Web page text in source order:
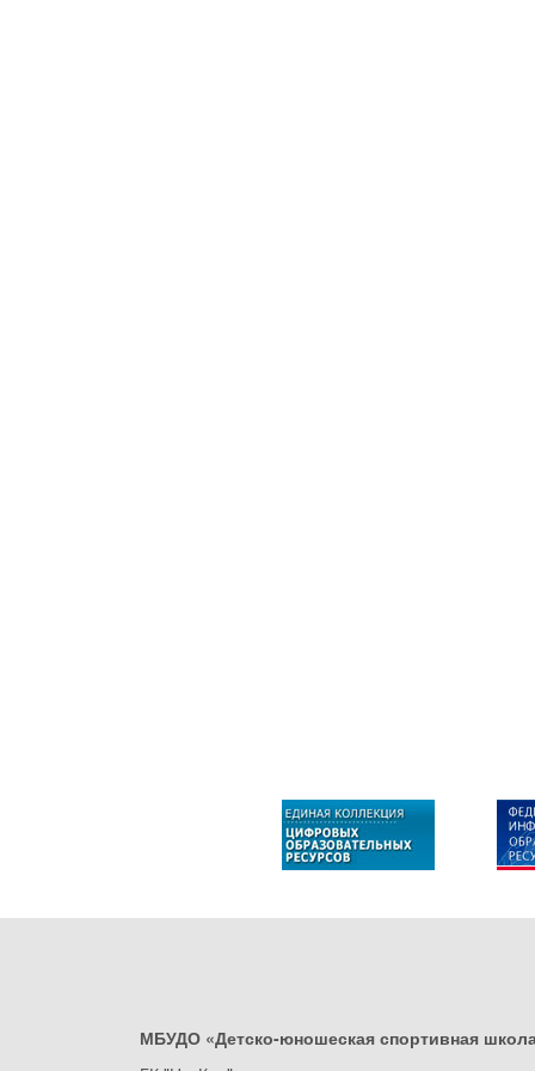
МБУДО «Детско-юношеская спортивная